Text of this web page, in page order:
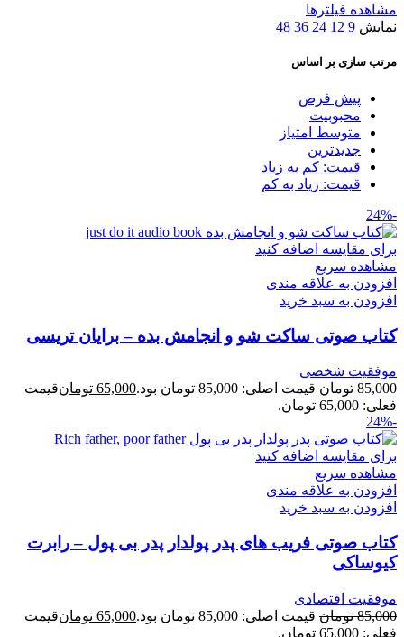
مشاهده فیلترها
نمایش 9
12
24
36
48
مرتب سازی بر اساس
پیش فرض
محبوبیت
متوسط امتیاز
جدیدترین
قیمت: کم به زیاد
قیمت: زیاد به کم
-24%
برای مقایسه اضافه کنید
مشاهده سریع
افزودن به علاقه مندی
افزودن به سبد خرید
کتاب صوتی ساکت شو و انجامش بده – برایان تریسی
موفقیت شخصی
85,000 تومان قیمت اصلی: 85,000 تومان بود. 65,000 تومانقیمت
فعلی: 65,000 تومان.
-24%
برای مقایسه اضافه کنید
مشاهده سریع
افزودن به علاقه مندی
افزودن به سبد خرید
کتاب صوتی فریب های پدر پولدار پدر بی پول – رابرت
کیوساکی
موفقیت اقتصادی
85,000 تومان قیمت اصلی: 85,000 تومان بود. 65,000 تومانقیمت
فعلی: 65,000 تومان.